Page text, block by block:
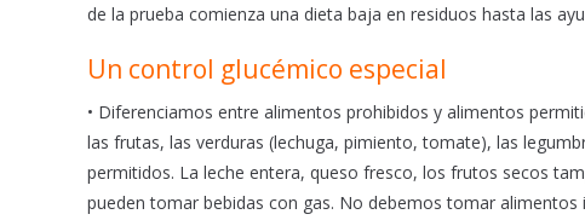
de la prueba comienza una dieta baja en residuos hasta las
Un control glucémico especial
• Diferenciamos entre alimentos prohibidos y alimentos
las frutas, las verduras (lechuga, pimiento, tomate), las
permitidos. La leche entera, queso fresco, los frutos secos
pueden tomar bebidas con gas. No debemos tomar alimentos